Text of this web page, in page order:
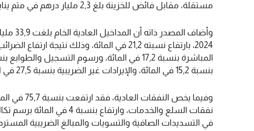
مستقلة، مقابل فائض للخزينة بلغ 2,3 مليار درهم في متم يناير 2024.
بنسبة 15,2 في المائة، والإيرادات غير الضريبية بنسبة 27,5 في المائة.
في التسديدات الصافية والتسويات والمبالغ الضريبية